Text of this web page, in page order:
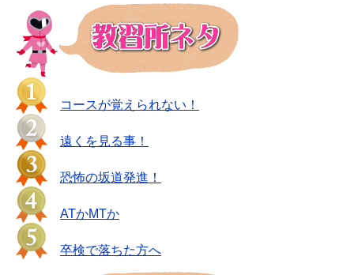
コースが覚えられない！
遠くを見る事！
恐怖の坂道発進！
ATかMTか
卒検で落ちた方へ